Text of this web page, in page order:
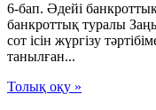
6-бап. Әдейі
банкроттық туралы
сот ісін жүргізу
танылған...
Толық оқу »